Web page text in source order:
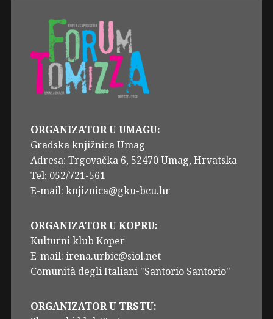
ORGANIZATOR U UMAGU:
Gradska knjižnica Umag
Adresa: Trgovačka 6, 52470 Umag, Hrvatska
Tel: 052/721-561
E-mail: knjiznica@gku-bcu.hr
ORGANIZATOR U KOPRU:
Kulturni klub Koper
E-mail: irena.urbic@siol.net
Comunità degli Italiani "Santorio Santorio"
ORGANIZATOR U TRSTU: